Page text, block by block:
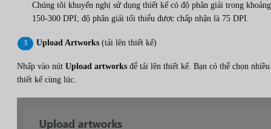
Chúng tôi khuyến nghị sử dụng thiết kế có độ phân giải trong khoảng
150-300 DPI; độ phân giải tối thiểu được chấp nhận là 75 DPI.
Upload Artworks (tải lên thiết kế)
Nhấp vào nút Upload artworks để tải lên thiết kế. Bạn có thể chọn nhiều
thiết kế cùng lúc.